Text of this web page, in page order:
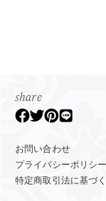
share
お問い合わせ
プライバシーポリシー
特定商取引法に基づ